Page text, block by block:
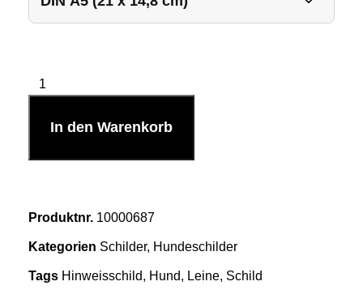
In den Warenkorb
Produktnr. 10000687
Kategorien Schilder, Hundeschilder
Tags Hinweisschild, Hund, Leine, Schild